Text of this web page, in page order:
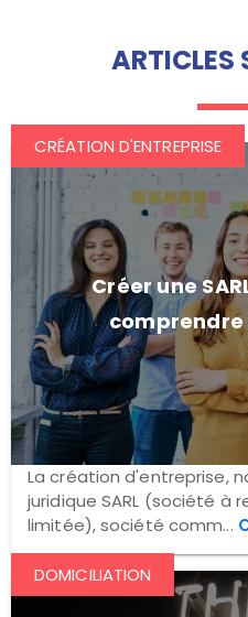
ARTICLES
Créer une
comprendre
CRÉATION D'ENTREPRISE
La création d'entreprise,
juridique SARL (société à
limitée), société comm...
DOMICILIATION